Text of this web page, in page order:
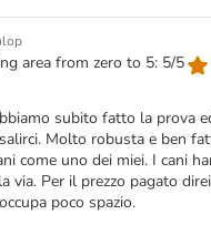
area from zero to 5: 5/5
subito fatto la prova
Molto robusta e ben
come uno dei miei. I cani
via. Per il prezzo pagato
poco spazio.